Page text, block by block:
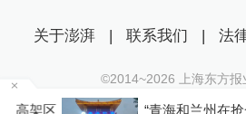
“青海和兰州在抢一碗面
关于澎湃 | 联系我们 | 法
©2014~2026 上海东方
沪ICP证：沪B2-20170116 | 沪